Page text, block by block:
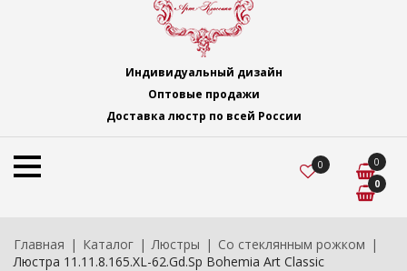
Индивидуальный дизайн
Оптовые продажи
Доставка люстр по всей России
0
0
0
Главная Каталог Люстры
Со стеклянным рожком
Люстра 11.11.8.165.XL-62.Gd.Sp Bohemia Art Classic